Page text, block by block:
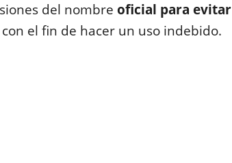
del nombre oficial para evitar
el fin de hacer un uso indebido.